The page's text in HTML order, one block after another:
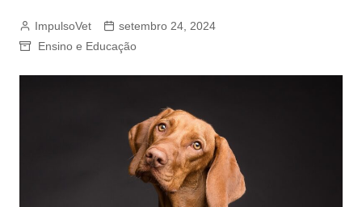
ImpulsoVet
setembro 24, 2024
Ensino e Educação